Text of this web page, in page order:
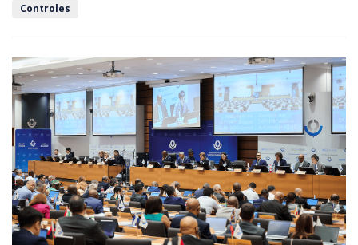
de cargas de la Dirección Nacional de Aeronáutica Civil (DINAC).
Controles